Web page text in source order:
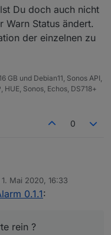
Du doch auch nicht
Warn Status ändert.
der einzelnen zu
und Debian11, Sonos API,
Sonos, Echos, DS718+
0
für den Einstieg fehlt
1. Mai 2020, 16:33
von
0.1.1:
rein ?